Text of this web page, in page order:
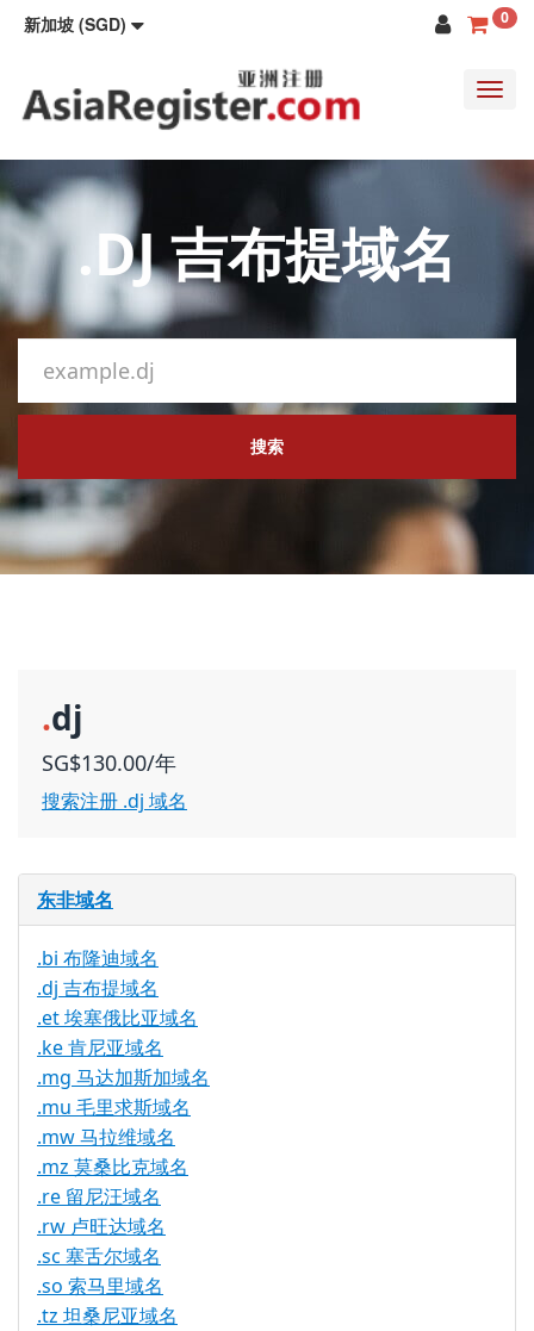
新加坡 (SGD) 0
.DJ 吉布提域名
搜索
.dj
SG$130.00/年
搜索注册 .dj 域名
东非域名
.bi 布隆迪域名
.dj 吉布提域名
.et 埃塞俄比亚域名
.ke 肯尼亚域名
.mg 马达加斯加域名
.mu 毛里求斯域名
.mw 马拉维域名
.mz 莫桑比克域名
.re 留尼汪域名
.rw 卢旺达域名
.sc 塞舌尔域名
.so 索马里域名
.tz 坦桑尼亚域名